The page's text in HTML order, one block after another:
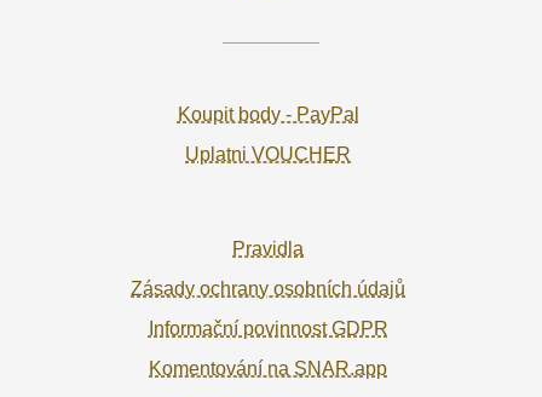
Koupit body - PayPal
Uplatni VOUCHER
Pravidla
Zásady ochrany osobních údajů
Informační povinnost GDPR
Komentování na SNAR.app